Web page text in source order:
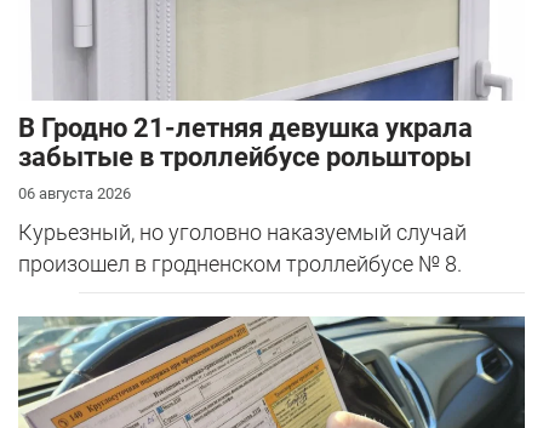
В Гродно 21-летняя девушка украла
забытые в троллейбусе рольшторы
06 августа 2026
Курьезный, но уголовно наказуемый случай
произошел в гродненском троллейбусе № 8.